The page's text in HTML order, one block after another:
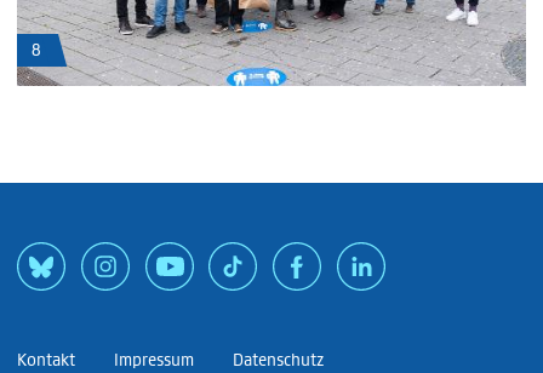
8
Kontakt Impressum
Datenschutz